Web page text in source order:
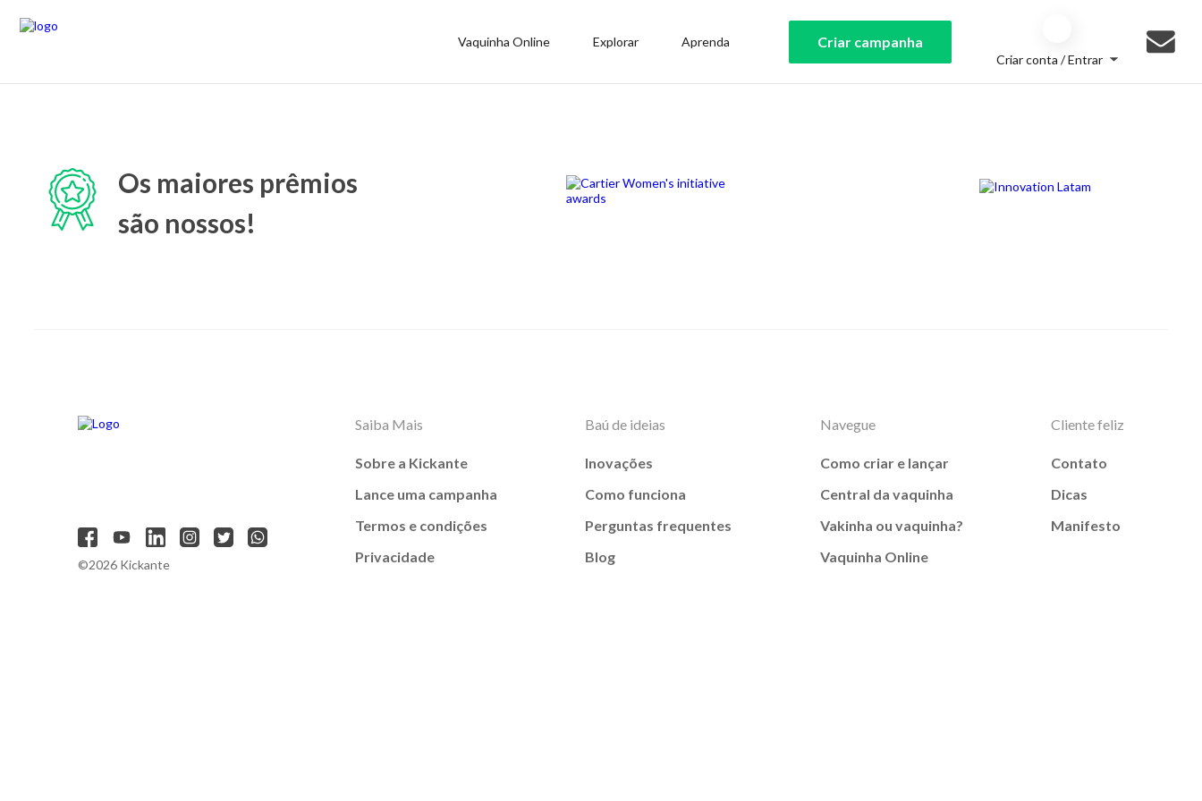
Vaquinha Online Explorar Aprenda Criar campanha
Criar conta / Entrar
Os maiores prêmios
são nossos!
©2026 Kickante
Saiba Mais
Sobre a Kickante
Lance uma campanha
Termos e condições
Privacidade
Baú de ideias
Inovações
Como funciona
Perguntas frequentes
Blog
Navegue
Como criar e lançar
Central da vaquinha
Vakinha ou vaquinha?
Vaquinha Online
Cliente feliz
Contato
Dicas
Manifesto